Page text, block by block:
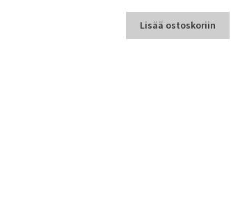
Lisää ostoskoriin